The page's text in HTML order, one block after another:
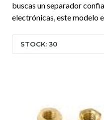
buscas un separador
electrónicas, este modelo
STOCK: 30